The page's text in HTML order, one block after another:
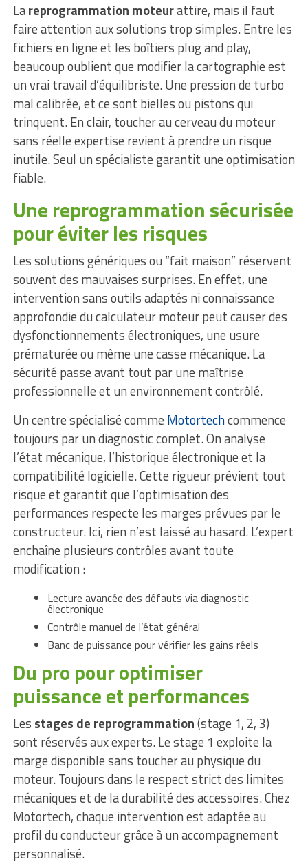
Lareprogrammation moteurattire, mais il faut
faire attention aux solutions trop simples. Entre les
fichiers en ligne et les boîtiers plug and play,
beaucoup oublient que modifier la cartographie est
un vrai travail d’équilibriste. Une pression de turbo
mal calibrée, et ce sont bielles ou pistons qui
trinquent. En clair, toucher au cerveau du moteur
sans réelle expertise revient à prendre un risque
inutile. Seul un spécialiste garantit une optimisation
fiable.
Une reprogrammation sécurisée
pour éviter les risques
Les solutions génériques ou “fait maison” réservent
souvent des mauvaises surprises. En effet, une
intervention sans outils adaptés ni connaissance
approfondie du calculateur moteur peut causer des
dysfonctionnements électroniques, une usure
prématurée ou même une casse mécanique. La
sécurité passe avant tout par une maîtrise
professionnelle et un environnement contrôlé.
Un centre spécialisé comme Motortechcommence
toujours par un diagnostic complet. On analyse
l’état mécanique, l’historique électronique et la
compatibilité logicielle. Cette rigueur prévient tout
risque et garantit que l’optimisation des
performances respecte les marges prévues par le
constructeur. Ici, rien n’est laissé au hasard. L’expert
enchaîne plusieurs contrôles avant toute
modification :
Lecture avancée des défauts via diagnostic
électronique
Contrôle manuel de l’état général
Banc de puissance pour vérifier les gains réels
Du pro pour optimiser
puissance et performances
Les stages de reprogrammation(stage 1, 2, 3)
sont réservés aux experts. Le stage 1 exploite la
marge disponible sans toucher au physique du
moteur. Toujours dans le respect strict des limites
mécaniques et de la durabilité des accessoires. Chez
Motortech, chaque intervention est adaptée au
profil du conducteur grâce à un accompagnement
personnalisé.